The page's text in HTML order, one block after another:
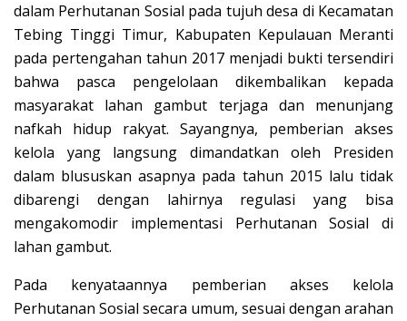
dalam Perhutanan Sosial pada tujuh desa di Kecamatan
Tebing Tinggi Timur, Kabupaten Kepulauan Meranti
pada pertengahan tahun 2017 menjadi bukti tersendiri
bahwa pasca pengelolaan dikembalikan kepada
masyarakat lahan gambut terjaga dan menunjang
nafkah hidup rakyat. Sayangnya, pemberian akses
kelola yang langsung dimandatkan oleh Presiden
dalam blususkan asapnya pada tahun 2015 lalu tidak
dibarengi dengan lahirnya regulasi yang bisa
mengakomodir implementasi Perhutanan Sosial di
lahan gambut.
Pada kenyataannya pemberian akses kelola
Perhutanan Sosial secara umum, sesuai dengan arahan